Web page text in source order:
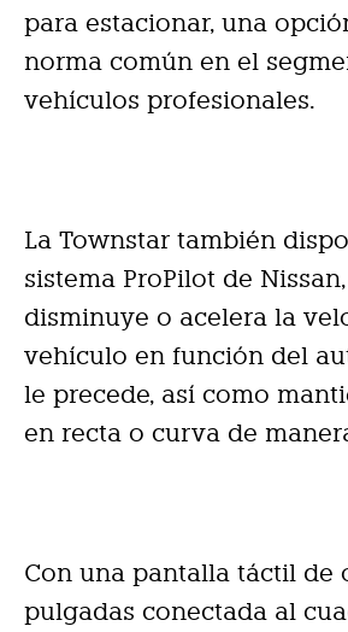
para estacionar, una
norma común en el
vehículos profesionales.
La Townstar también
sistema ProPilot de
disminuye o acelera la
vehículo en función del
le precede, así como
en recta o curva de
Con una pantalla táctil de
pulgadas conectada al